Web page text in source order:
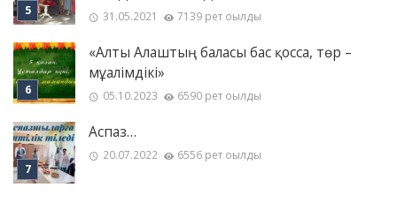
31.05.2021 7139 рет оқылды
«Алты Алаштың баласы бас қосса, төр –
мұғалімдікі»
05.10.2023 6590 рет оқылды
Аспаз…
20.07.2022 6556 рет оқылды